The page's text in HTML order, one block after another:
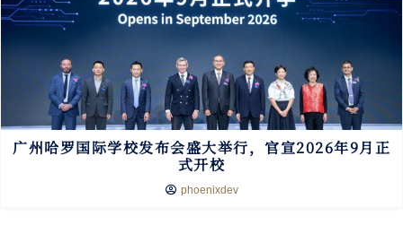
广州哈罗国际学校发布会盛大举行，官宣2026年9月正
式开校
phoenixdev